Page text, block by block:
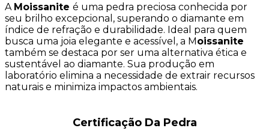
A Moissanite é uma pedra preciosa conhecida por
seu brilho excepcional, superando o diamante em
índice de refração e durabilidade. Ideal para quem
busca uma joia elegante e acessível, a Moissanite
também se destaca por ser uma alternativa ética e
sustentável ao diamante. Sua produção em
laboratório elimina a necessidade de extrair recursos
naturais e minimiza impactos ambientais.
Certificação Da Pedra